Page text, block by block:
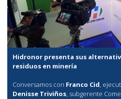
Hidronor presenta sus
residuos en minería
Conversamos con Franco Cid,
Denisse Triviños, subgerente